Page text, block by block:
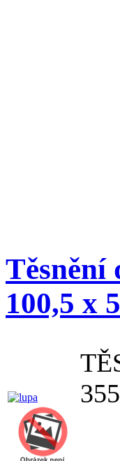
Těsnění
100,5 x